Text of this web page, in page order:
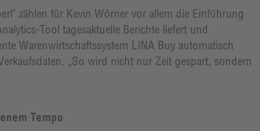
zählen für Kevin Wörner vor allem die Einführung
Tool tagesaktuelle Berichte liefert und
Warenwirtschaftssystem LINA Buy automatisch
„So wird nicht nur Zeit gespart, sondern
Tempo